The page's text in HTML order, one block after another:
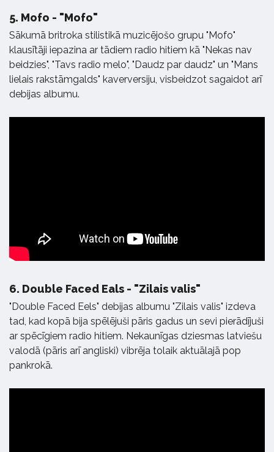
5. Mofo - "Mofo"
Sākumā britroka stilistikā muzicējošo grupu "Mofo"
klausītāji iepazina ar tādiem radio hitiem kā "Nekas nav
beidzies", "Tavs radio melo", "Daudz par daudz" un "Mans
lielais rakstāmgalds" kaverversiju, visbeidzot sagaidot arī
debijas albumu.
6. Double Faced Eals - "Zilais valis"
"Double Faced Eels" debijas albumu "Zilais valis" izdeva
tad, kad kopā bija spēlējuši pāris gadus un sevi pierādījuši
ar spēcīgiem radio hitiem. Nekaunīgas dziesmas latviešu
valodā (pāris arī angliski) vibrēja tolaik aktuālajā pop
pankrokā.